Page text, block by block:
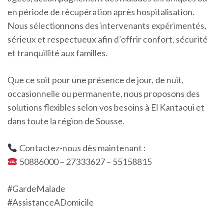
en période de récupération après hospitalisation.
Nous sélectionnons des intervenants expérimentés,
sérieux et respectueux afin d’offrir confort, sécurité
et tranquillité aux familles.
Que ce soit pour une présence de jour, de nuit,
occasionnelle ou permanente, nous proposons des
solutions flexibles selon vos besoins à El Kantaoui et
dans toute la région de Sousse.
Contactez-nous dès maintenant :
50886000 – 27333627 – 55158815
#GardeMalade
#AssistanceADomicile